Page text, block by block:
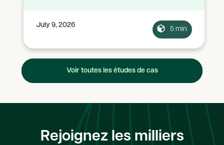
July 9, 2026
5 min
Voir toutes les études de cas
Rejoignez les milliers